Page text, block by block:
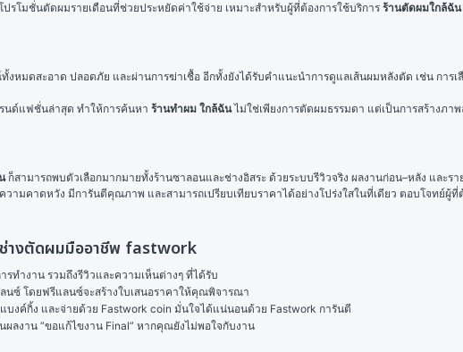
รโมชั่นตัดผมรายเดือนที่ช่วยประหยัดค่าใช้จ่าย เหมาะสำหรับผู้ที่ต้องการใช้บริการ ร้านตัดผมใกล้ฉัน
มดสะอาด ปลอดภัย และผ่านการฆ่าเชื้อ อีกทั้งยังได้รับคำแนะนำการดูแลเส้นผมหลังตัด เช่น การ
นด์แฟชั่นล่าสุด ทำให้การค้นหา ร้านทําผม ใกล้ฉัน ไม่ใช่เพียงการตัดผมธรรมดา แต่เป็นการสร้างภ
ก็สามารถพบตัวเลือกมากมายทั้งร้านซาลอนและช่างอิสระ ด้วยระบบรีวิวจริง ผลงานก่อน–หลัง และร
ามคาดหวัง มีการันตีคุณภาพ และสามารถเปรียบเทียบราคาได้อย่างโปร่งใสในที่เดียว ตอบโจทย์ผู้
างตัดผมมืออาชีพ fastwork
ทำงาน รวมถึงรีวิวและความเห็นต่างๆ ที่ได้รับ
นซ์ โดยฟรีแลนซ์จะสร้างใบเสนอราคาให้คุณพิจารณา
บงค์กิ้ง และจ่ายด้วย Fastwork coin มั่นใจได้แน่นอนด้วย Fastwork การันตี
ลงาน “ขอแก้ไขงาน Final” หากคุณยังไม่พอใจกับงาน